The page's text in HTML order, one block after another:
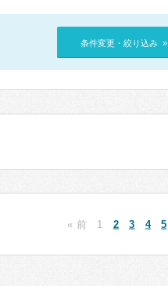
条件変更・絞り込み »
« 前 1 2 3 4 5